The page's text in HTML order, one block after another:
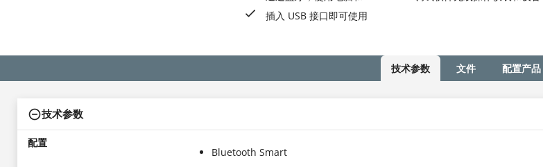
插入 USB 接口即可使用
技术参数 文件 配置产品
技术参数
配置
Bluetooth Smart